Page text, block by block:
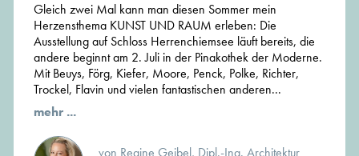
Gleich zwei Mal kann man diesen Sommer mein
Herzensthema KUNST UND RAUM erleben: Die
Ausstellung auf Schloss Herrenchiemsee läuft bereits, die
andere beginnt am 2. Juli in der Pinakothek der Moderne.
Mit Beuys, Förg, Kiefer, Moore, Penck, Polke, Richter,
Trockel, Flavin und vielen fantastischen anderen...
mehr ...
von Regine Geibel, Dipl.-Ing. Architektur